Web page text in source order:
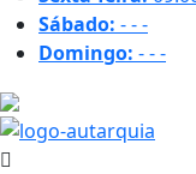
Sábado: ---
Domingo: ---